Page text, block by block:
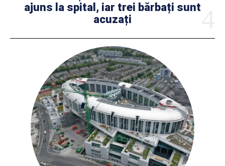
ajuns la spital, iar trei bărbați sunt
acuzați